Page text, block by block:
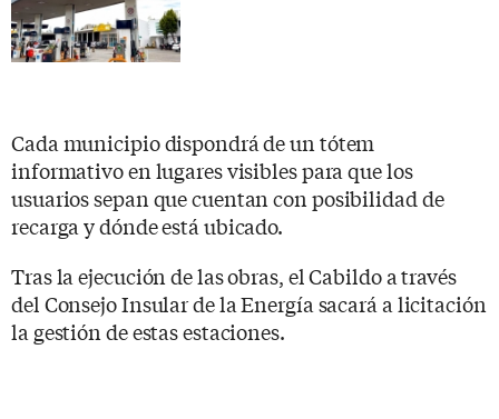
Cada municipio dispondrá de un tótem
informativo en lugares visibles para que los
usuarios sepan que cuentan con posibilidad de
recarga y dónde está ubicado.
Tras la ejecución de las obras, el Cabildo a través
del Consejo Insular de la Energía sacará a licitación
la gestión de estas estaciones.